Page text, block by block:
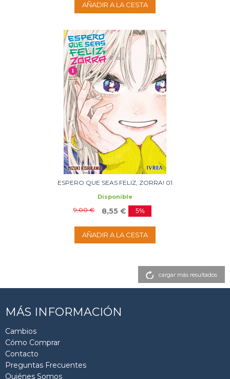
AÑADIR A LA CESTA
ESPERO QUE SEAS FELIZ, ZORRA! 01
Disponible
9,00 € 8,55 € 5%
AÑADIR A LA CESTA
cargar más resultados
MÁS INFORMACIÓN
Cambios
Cómo Comprar
Contacto
Preguntas Frecuentes
Quiénes Somos